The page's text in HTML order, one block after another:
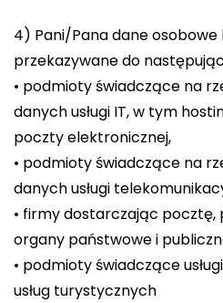
4) Pani/Pana dane
przekazywane do
• podmioty świadczące na
danych usługi IT, w tym
poczty elektronicznej,
• podmioty świadczące na
danych usługi
• firmy dostarczając pocztę,
organy państwowe i
• podmioty świadczące
usług turystycznych